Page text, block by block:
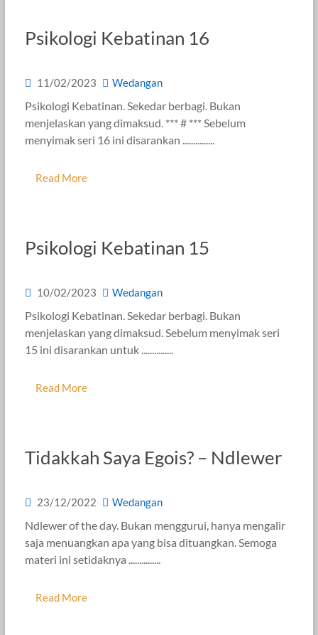
Psikologi Kebatinan 16
11/02/2023 Wedangan
Psikologi Kebatinan. Sekedar berbagi. Bukan
menjelaskan yang dimaksud. *** # *** Sebelum
menyimak seri 16 ini disarankan ...............
Read More
Psikologi Kebatinan 15
10/02/2023 Wedangan
Psikologi Kebatinan. Sekedar berbagi. Bukan
menjelaskan yang dimaksud. Sebelum menyimak seri
15 ini disarankan untuk ...............
Read More
Tidakkah Saya Egois? – Ndlewer
23/12/2022 Wedangan
Ndlewer of the day. Bukan menggurui, hanya mengalir
saja menuangkan apa yang bisa dituangkan. Semoga
materi ini setidaknya ...............
Read More